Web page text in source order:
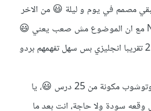
مصمم في يوم و ليلة 😃 من الاخر
الكورسات معظمها عربي بس في 2 تقريبا انجليزي بس سهل تفهمهم بردو
اول كورس جبتهلكو هي دورة قوتوشوب مكونة من 25 درس 😃، يا
سودة ولا حاجة، انت بعد ما